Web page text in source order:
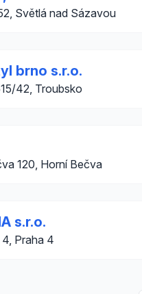
Světlá nad Sázavou
brno s.r.o.
42, Troubsko
120, Horní Bečva
s.r.o.
Praha 4